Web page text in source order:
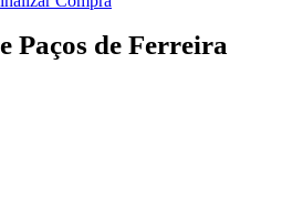
Paços de Ferreira